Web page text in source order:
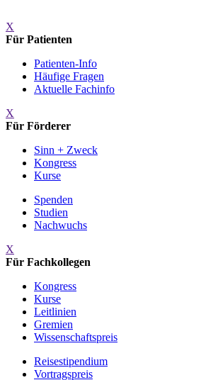
X
Für Patienten
Patienten-Info
Häufige Fragen
Aktuelle Fachinfo
X
Für Förderer
Sinn + Zweck
Kongress
Kurse
Spenden
Studien
Nachwuchs
X
Für Fachkollegen
Kongress
Kurse
Leitlinien
Gremien
Wissenschaftspreis
Reisestipendium
Vortragspreis